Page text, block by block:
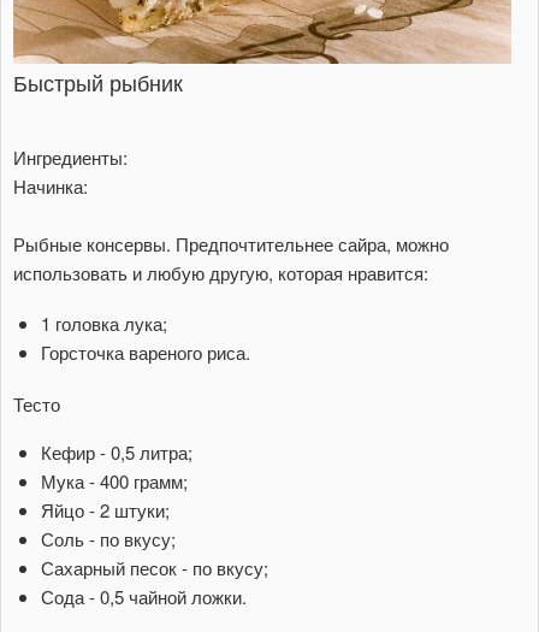
Быстрый рыбник
Ингредиенты:
Начинка:
Рыбные консервы. Предпочтительнее сайра, можно
использовать и любую другую, которая нравится:
1 головка лука;
Горсточка вареного риса.
Тесто
Кефир - 0,5 литра;
Мука - 400 грамм;
Яйцо - 2 штуки;
Соль - по вкусу;
Сахарный песок - по вкусу;
Сода - 0,5 чайной ложки.